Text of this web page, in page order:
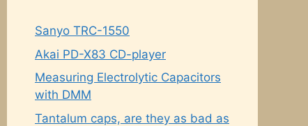
Sanyo TRC-1550
Akai PD-X83 CD-player
Measuring Electrolytic Capacitors
with DMM
Tantalum caps, are they as bad as